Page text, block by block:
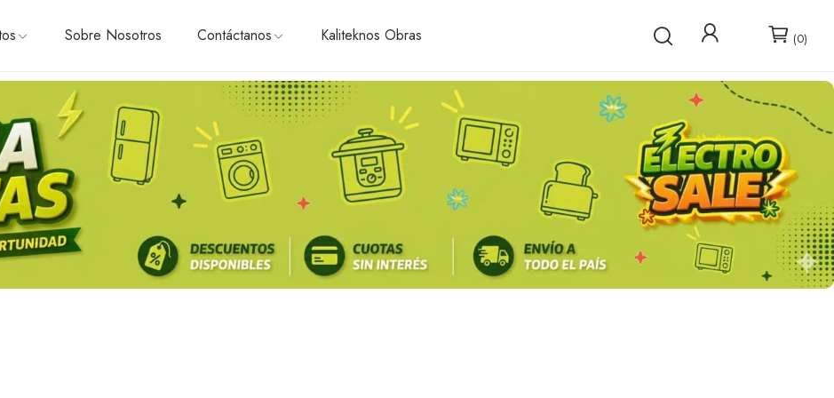
HELADERAS, FREEZER Y CAVAS
Side by side
Con freezer superior
Con freezer inferior
Cavas y Frigobares
LAVADO
Lavavajillas
Lavarropas y secarropas
OFERTAS
PEQUEÑOS ELECTRODOMÉSTICOS
GRIFERÍAS Y PILETAS DE COCINA
Sobre Nosotros Contáctanos
CONTÁCTANOS SERVICIO TÉCNICO
Kaliteknos Obras 0